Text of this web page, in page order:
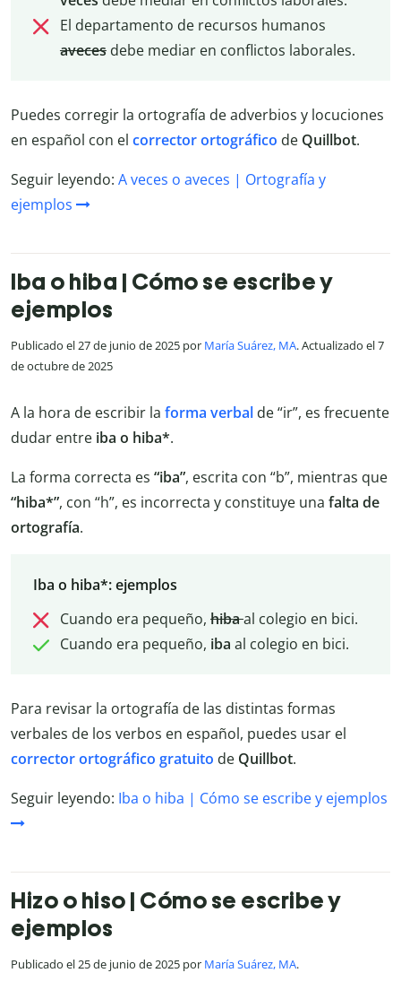
El departamento de recursos humanos
avecesdebe mediar en conflictos laborales.
Puedes corregir la ortografía de adverbios y locuciones
en español con el correctorortográfico de Quillbot.
Seguir leyendo: A veces o aveces | Ortografía y
ejemplos
Iba o hiba | Cómo se escribe y
ejemplos
Publicado el 27 de junio de 2025 por María Suárez, MA. Actualizado el 7
de octubre de 2025
A la hora de escribir la forma verbal de “ir”, es frecuente
dudar entre iba o hiba*.
La forma correcta es “iba”, escrita con “b”, mientras que
“hiba*”, con “h”, es incorrecta y constituye una falta de
ortografía.
Iba o hiba*: ejemplos
Cuando era pequeño, hibaal colegio en bici.
Cuando era pequeño, iba al colegio en bici.
Para revisar la ortografía de las distintas formas
verbales de los verbos en español, puedes usar el
corrector ortográfico gratuito de Quillbot.
Seguir leyendo: Iba o hiba | Cómo se escribe y ejemplos
Hizo o hiso | Cómo se escribe y
ejemplos
Publicado el 25 de junio de 2025 por María Suárez, MA.